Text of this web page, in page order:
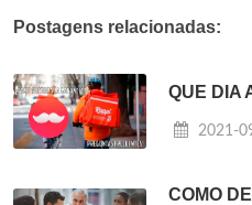
Postagens relacionadas:
QUE DIA
2021-
COMO